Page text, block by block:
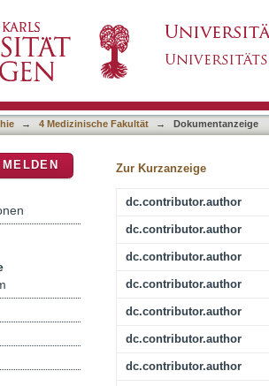
minipig model
→ 4 Medizinische Fakultät → Dokumentanzeige
Zur Kurzanzeige
dc.contributor.author
dc.contributor.author
dc.contributor.author
dc.contributor.author
dc.contributor.author
dc.contributor.author
dc.contributor.author